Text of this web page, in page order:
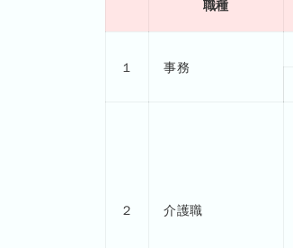
職種
１ 事務
２ 介護職